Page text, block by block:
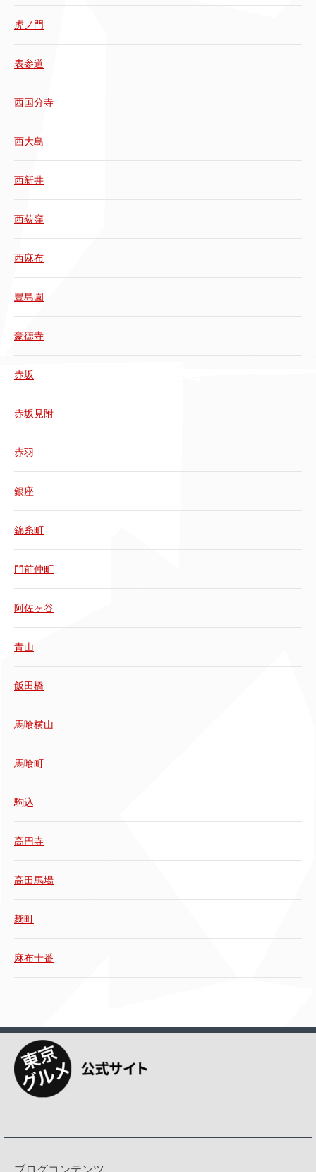
虎ノ門
表参道
西国分寺
西大島
西新井
西荻窪
西麻布
豊島園
豪徳寺
赤坂
赤坂見附
赤羽
銀座
錦糸町
門前仲町
阿佐ヶ谷
青山
飯田橋
馬喰横山
馬喰町
駒込
高円寺
高田馬場
麹町
麻布十番
ブログコンテンツ